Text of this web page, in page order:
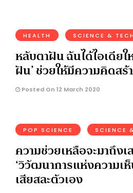
HEALTH SCIENCE & TECH
หลับตาฝัน ฉันได้ไอเดียใ
ฝัน’ ช่วยให้มีความคิดส
Posted On 12 March 2020
POP SCIENCE SCIENCE
ความช่วยเหลือจะมาถึงเ
‘วิวัฒนาการแห่งความเ
เสียสละตัวเอง